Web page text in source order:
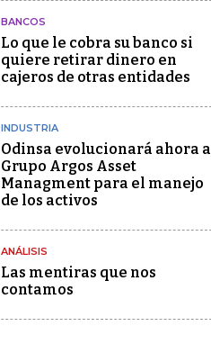
BANCOS
Lo que le cobra su banco si
quiere retirar dinero en
cajeros de otras entidades
INDUSTRIA
Odinsa evolucionará ahora a
Grupo Argos Asset
Managment para el manejo
de los activos
ANÁLISIS
Las mentiras que nos
contamos